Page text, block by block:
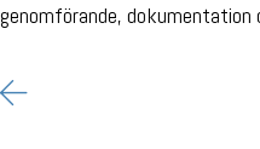
genomförande, dokumentation